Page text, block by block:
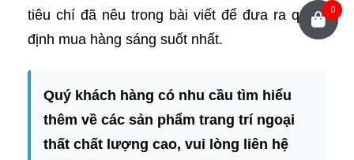
tiêu chí đã nêu trong bài viết để đưa ra quyết
định mua hàng sáng suốt nhất.
Quý khách hàng có nhu cầu tìm hiểu
thêm về các sản phẩm trang trí ngoại
thất chất lượng cao, vui lòng liên hệ
0